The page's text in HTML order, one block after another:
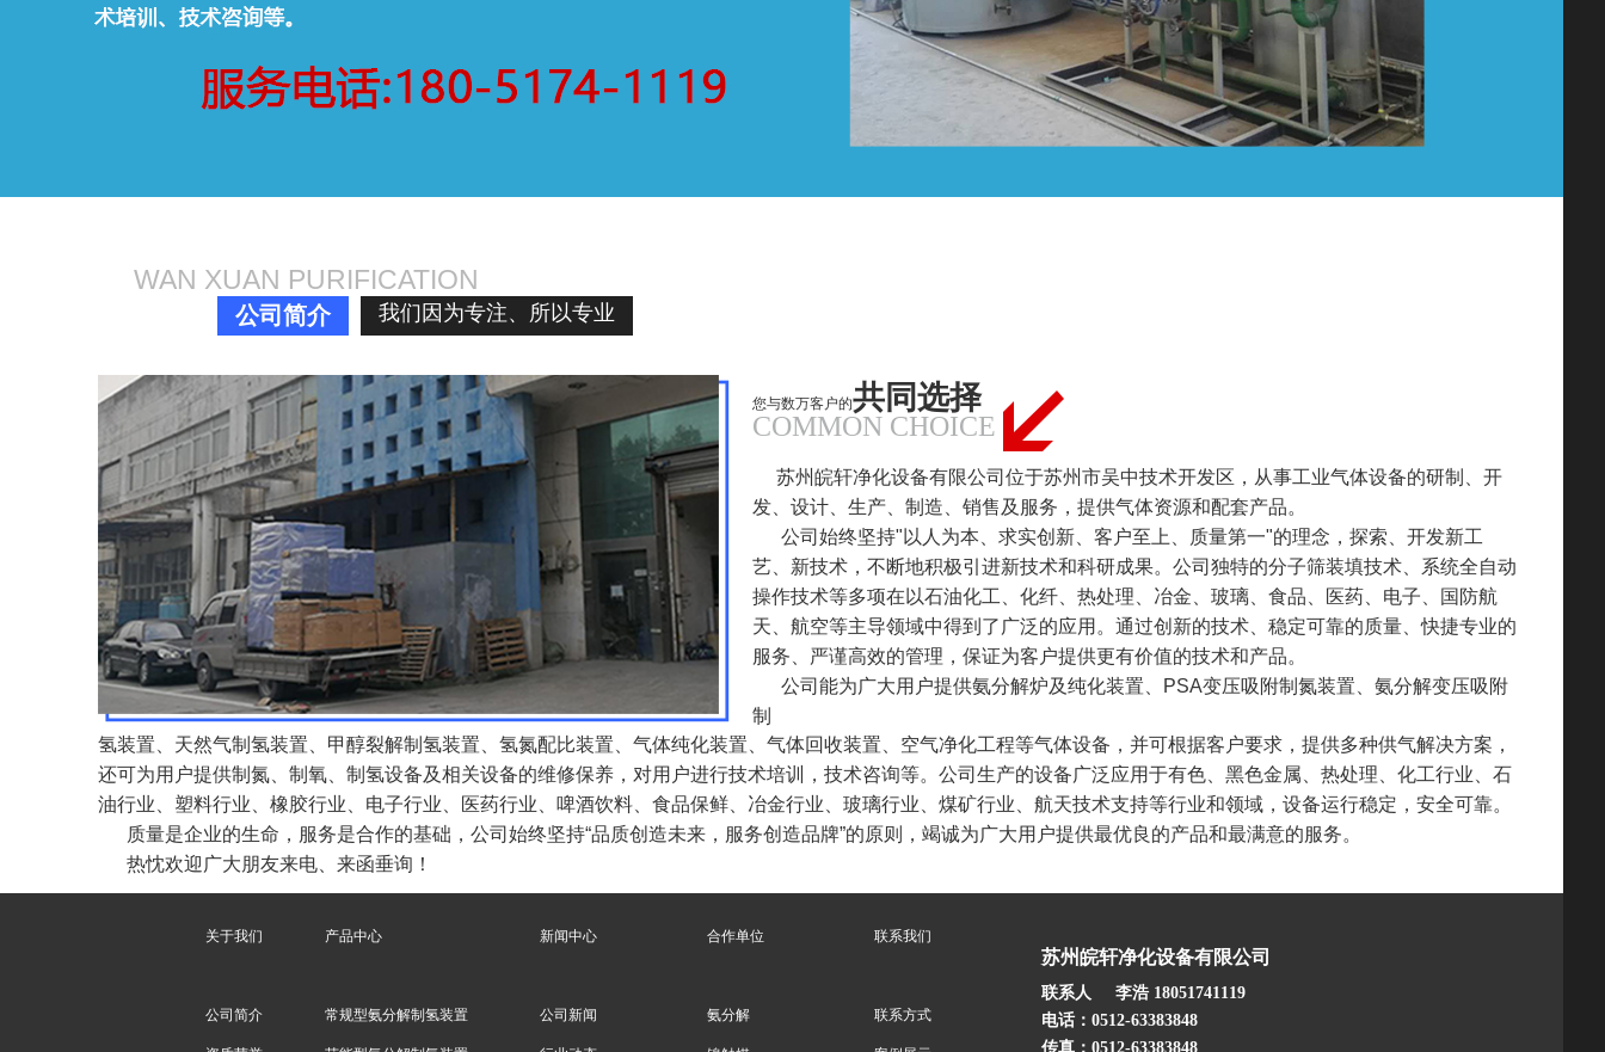
WAN XUAN PURIFICATION
公司简介 我们因为专注、所以专业
您与数万客户的共同选择
COMMON CHOICE
苏州皖轩净化设备有限公司位于苏州市吴中技术开发区，从事工业气体设备的研制、开
发、设计、生产、制造、销售及服务，提供气体资源和配套产品。
公司始终坚持"以人为本、求实创新、客户至上、质量第一"的理念，探索、开发新工
艺、新技术，不断地积极引进新技术和科研成果。公司独特的分子筛装填技术、系统全自动
操作技术等多项在以石油化工、化纤、热处理、冶金、玻璃、食品、医药、电子、国防航
天、航空等主导领域中得到了广泛的应用。通过创新的技术、稳定可靠的质量、快捷专业的
服务、严谨高效的管理，保证为客户提供更有价值的技术和产品。
公司能为广大用户提供氨分解炉及纯化装置、PSA变压吸附制氮装置、氨分解变压吸附
制
氢装置、天然气制氢装置、甲醇裂解制氢装置、氢氮配比装置、气体纯化装置、气体回收装置、空气净化工程等气体设备，并可根据客户要求，提供多种供气解决方案，
还可为用户提供制氮、制氧、制氢设备及相关设备的维修保养，对用户进行技术培训，技术咨询等。公司生产的设备广泛应用于有色、黑色金属、热处理、化工行业、石
油行业、塑料行业、橡胶行业、电子行业、医药行业、啤酒饮料、食品保鲜、冶金行业、玻璃行业、煤矿行业、航天技术支持等行业和领域，设备运行稳定，安全可靠。
质量是企业的生命，服务是合作的基础，公司始终坚持“品质创造未来，服务创造品牌”的原则，竭诚为广大用户提供最优良的产品和最满意的服务。
热忱欢迎广大朋友来电、来函垂询！
关于我们 产品中心 新闻中心 合作单位 联系我们
苏州皖轩净化设备有限公司
联系人 李浩 18051741119
电话：0512-63383848
传真：0512-63383848
公司简介 常规型氨分解制氢装置 公司新闻 氨分解 联系方式